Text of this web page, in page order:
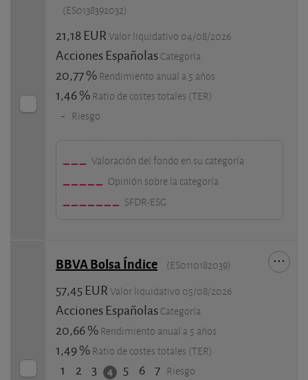
(ES0138392032)
21,18 EUR Valor liquidativo 04/08/2026
Acciones Españolas Categoría
20,77 % Rendimiento anual a 5 años
1,46 % Ratio de costes totales (TER)
- Riesgo
Valoración del fondo en su categoría
Opinión sobre la categoría
SFDR-ESG
BBVA Bolsa Índice (ES0110182039)
57,45 EUR Valor liquidativo 05/08/2026
Acciones Españolas Categoría
20,66 % Rendimiento anual a 5 años
1,49 % Ratio de costes totales (TER)
1 2 3 4 5 6 7 Riesgo